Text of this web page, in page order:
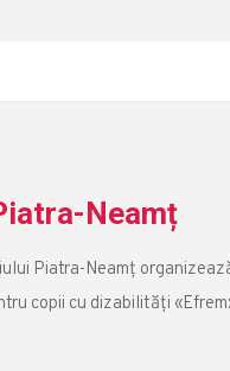
Neamț
Piatra-Neamț
copii cu dizabilități